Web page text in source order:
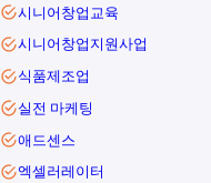
시니어창업교육
시니어창업지원사업
식품제조업
실전 마케팅
애드센스
엑셀러레이터